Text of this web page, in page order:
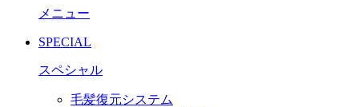
メニュー
SPECIAL
スペシャル
毛髪復元システム